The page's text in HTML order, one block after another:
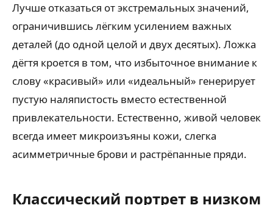
Лучше отказаться от экстремальных значений,
ограничившись лёгким усилением важных
деталей (до одной целой и двух десятых). Ложка
дёгтя кроется в том, что избыточное внимание к
слову «красивый» или «идеальный» генерирует
пустую наляпистость вместо естественной
привлекательности. Естественно, живой человек
всегда имеет микроизъяны кожи, слегка
асимметричные брови и растрёпанные пряди.
Классический портрет в низком